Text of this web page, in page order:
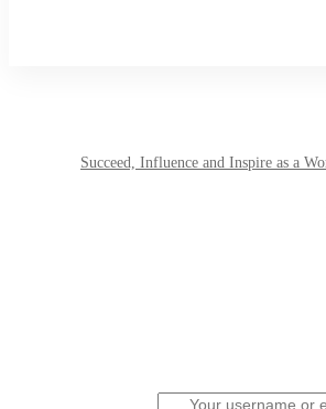
Succeed, Influence and Inspire as a